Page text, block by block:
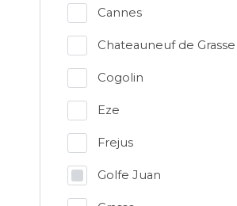
Cannes
Chateauneuf de Grasse
Cogolin
Eze
Frejus
Golfe Juan